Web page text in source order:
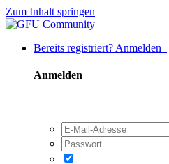
Zum Inhalt springen
Bereits registriert? Anmelden
Anmelden